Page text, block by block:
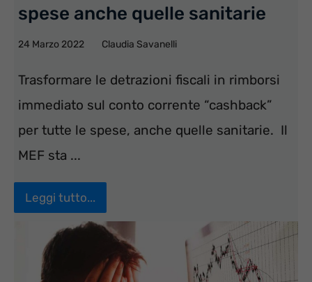
spese anche quelle sanitarie
24 Marzo 2022 Claudia Savanelli
Trasformare le detrazioni fiscali in rimborsi
immediato sul conto corrente “cashback”
per tutte le spese, anche quelle sanitarie. Il
MEF sta ...
Leggi tutto...